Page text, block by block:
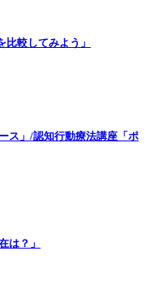
較してみよう」
ス」/認知行動療法講座「ポ
は？」